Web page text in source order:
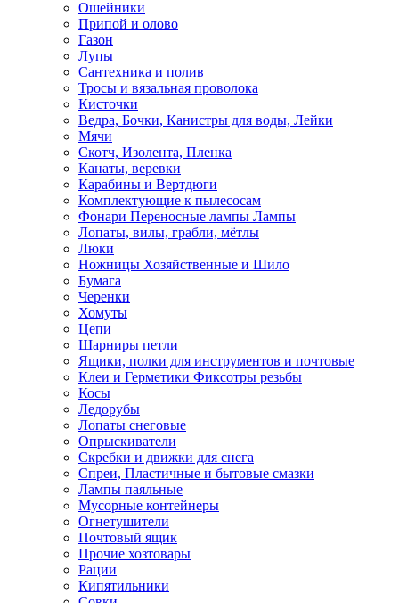
Ошейники
Припой и олово
Газон
Лупы
Сантехника и полив
Тросы и вязальная проволока
Кисточки
Ведра, Бочки, Канистры для воды, Лейки
Мячи
Скотч, Изолента, Пленка
Канаты, веревки
Карабины и Вертдюги
Комплектующие к пылесосам
Фонари Переносные лампы Лампы
Лопаты, вилы, грабли, мётлы
Люки
Ножницы Хозяйственные и Шило
Бумага
Черенки
Хомуты
Цепи
Шарниры петли
Ящики, полки для инструментов и почтовые
Клеи и Герметики Фиксотры резьбы
Косы
Ледорубы
Лопаты снеговые
Опрыскиватели
Скребки и движки для снега
Спреи, Пластичные и бытовые смазки
Лампы паяльные
Мусорные контейнеры
Огнетушители
Почтовый ящик
Прочие хозтовары
Рации
Кипятильники